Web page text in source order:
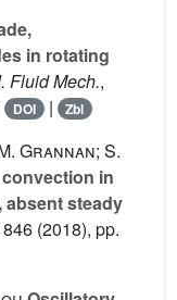
in rotating
Fluid Mech.,
DOI | Zbl
Grannan; S.
in
absent steady
(2018), pp.